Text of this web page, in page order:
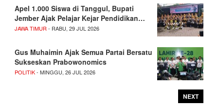
Apel 1.000 Siswa di Tanggul, Bupati
Jember Ajak Pelajar Kejar Pendidikan…
JAWA TIMUR- RABU, 29 JUL 2026
Gus Muhaimin Ajak Semua Partai Bersatu
Sukseskan Prabowonomics
POLITIK- MINGGU, 26 JUL 2026
NEXT